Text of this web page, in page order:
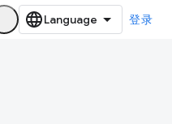
登录